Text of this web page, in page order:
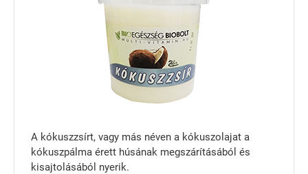
A kókuszzsírt, vagy más néven a kókuszolajat a
kókuszpálma érett húsának megszárításából és
kisajtolásából nyerik.